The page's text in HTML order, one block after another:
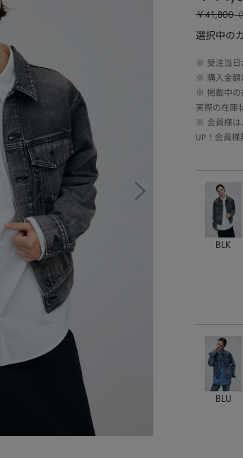
￥41,800
選択中の
※ 受注当
※ 購入金額
※ 掲載中
実際の在庫
※ 会員様
UP！会員
BLK
BLU